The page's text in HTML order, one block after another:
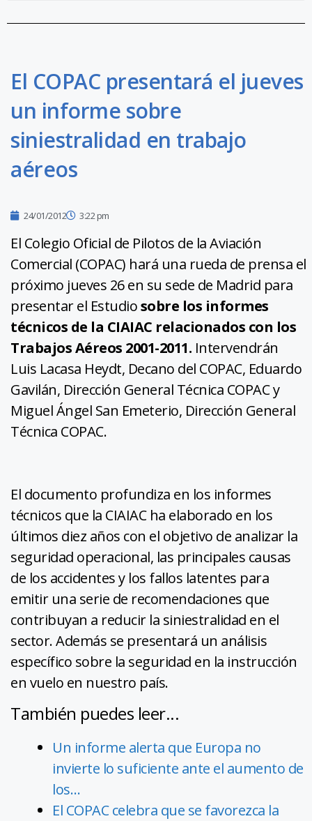
El COPAC presentará el jueves
un informe sobre
siniestralidad en trabajo
aéreos
24/01/2012 3:22 pm
El Colegio Oficial de Pilotos de la Aviación
Comercial (COPAC) hará una rueda de prensa el
próximo jueves 26 en su sede de Madrid para
presentar el Estudiosobre los informes
técnicos de la CIAIAC relacionados con los
Trabajos Aéreos 2001-2011. Intervendrán
Luis Lacasa Heydt, Decano del COPAC, Eduardo
Gavilán, Dirección General Técnica COPAC y
Miguel Ángel San Emeterio, Dirección General
Técnica COPAC.
El documento profundiza en los informes
técnicos que la CIAIAC ha elaborado en los
últimos diez años con el objetivo de analizar la
seguridad operacional, las principales causas
de los accidentes y los fallos latentes para
emitir una serie de recomendaciones que
contribuyan a reducir la siniestralidad en el
sector. Además se presentará un análisis
específico sobre la seguridad en la instrucción
en vuelo en nuestro país.
También puedes leer...
Un informe alerta que Europa no
invierte lo suficiente ante el aumento de
los…
El COPAC celebra que se favorezca la